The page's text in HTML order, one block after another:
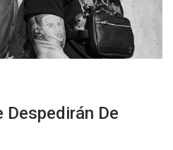
Despedirán De